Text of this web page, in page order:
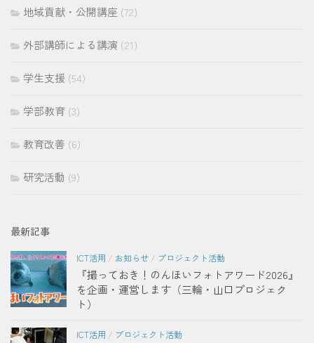
地域貢献・公開講座 (72)
外部講師による講演 (21)
学生支援 (54)
学部教育 (3)
教育改善 (6)
研究活動 (9)
最新記事
ICT活用 / お知らせ / プロジェクト活動
『撮っておき！のんほいフォトアワード2026』
を企画・運営します（三輪・山口プロジェク
ト）
ICT活用 / プロジェクト活動